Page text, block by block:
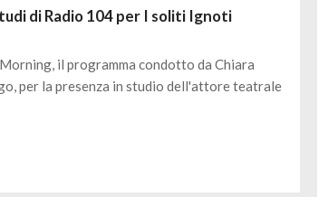
di Radio 104 per I soliti Ignoti
il programma condotto da Chiara
per la presenza in studio dell'attore teatrale